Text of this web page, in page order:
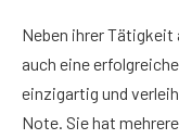
Neben ihrer Tätigkeit
auch eine
einzigartig und
Note. Sie hat